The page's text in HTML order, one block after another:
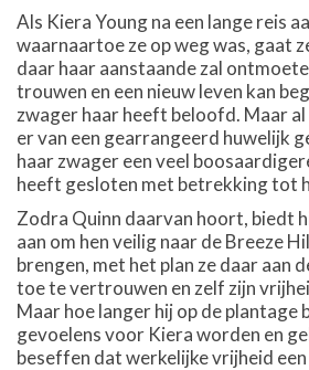
Als Kiera Young na een lange reis
waarnaartoe ze op weg was, gaat
daar haar aanstaande zal
trouwen en een nieuw leven kan
zwager haar heeft beloofd. Maar
er van een gearrangeerd huwelijk
haar zwager een veel
heeft gesloten met betrekking tot
Zodra Quinn daarvan hoort, biedt
aan om hen veilig naar de Breeze
brengen, met het plan ze daar aan
toe te vertrouwen en zelf zijn
Maar hoe langer hij op de plantage
gevoelens voor Kiera worden en
beseffen dat werkelijke vrijheid